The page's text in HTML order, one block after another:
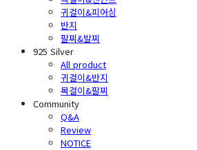
귀걸이&피어싱
반지
팔찌&발찌
925 Silver
All product
귀걸이&반지
목걸이&팔찌
Community
Q&A
Review
NOTICE